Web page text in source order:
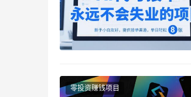
零投资赚钱项目